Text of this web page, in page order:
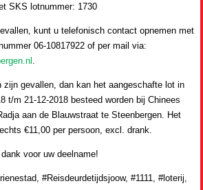
SKS lotnummer: 1730
kunt u telefonisch contact opnemen met
06-10817922 of per mail via:
zijn gevallen, dan kan het aangeschafte lot in
t/m 21-12-2018 besteed worden bij Chinees
aan de Blauwstraat te Steenbergen. Het
€11,00 per persoon, excl. drank.
voor uw deelname!
#Reisdeurdetijdsjoow, #1111, #loterij,